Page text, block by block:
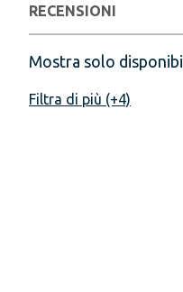
RECENSIONI
Mostra solo
Filtra di più (+4)